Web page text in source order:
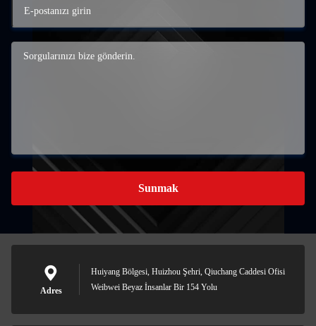
Sunmak
Adres
Huiyang Bölgesi, Huizhou Şehri, Qiuchang Caddesi Ofisi
Weibwei Beyaz İnsanlar Bir 154 Yolu